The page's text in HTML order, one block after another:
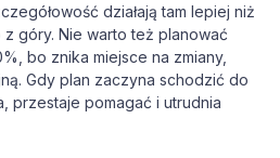
działają tam lepiej niż
góry. Nie warto też planować
bo znika miejsce na zmiany,
Gdy plan zaczyna schodzić do
przestaje pomagać i utrudnia